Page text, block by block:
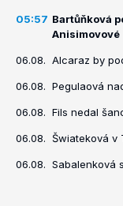
05:57 Bartůňková
Anisimovové
06.08. Alcaraz by
06.08. Pegulaová
06.08. Fils nedal
06.08. Šwiateková v
06.08. Sabalenková